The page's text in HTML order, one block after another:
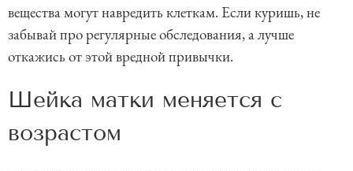
вещества могут навредить клеткам. Если куришь, не
забывай про регулярные обследования, а лучше
откажись от этой вредной привычки.
Шейка матки меняется с
возрастом